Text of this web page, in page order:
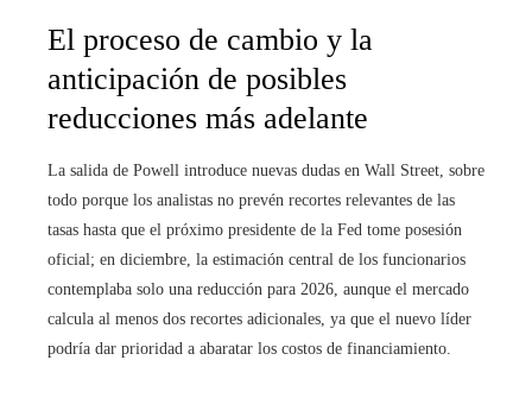
El proceso de cambio y la
anticipación de posibles
reducciones más adelante
La salida de Powell introduce nuevas dudas en Wall Street, sobre
todo porque los analistas no prevén recortes relevantes de las
tasas hasta que el próximo presidente de la Fed tome posesión
oficial; en diciembre, la estimación central de los funcionarios
contemplaba solo una reducción para 2026, aunque el mercado
calcula al menos dos recortes adicionales, ya que el nuevo líder
podría dar prioridad a abaratar los costos de financiamiento.